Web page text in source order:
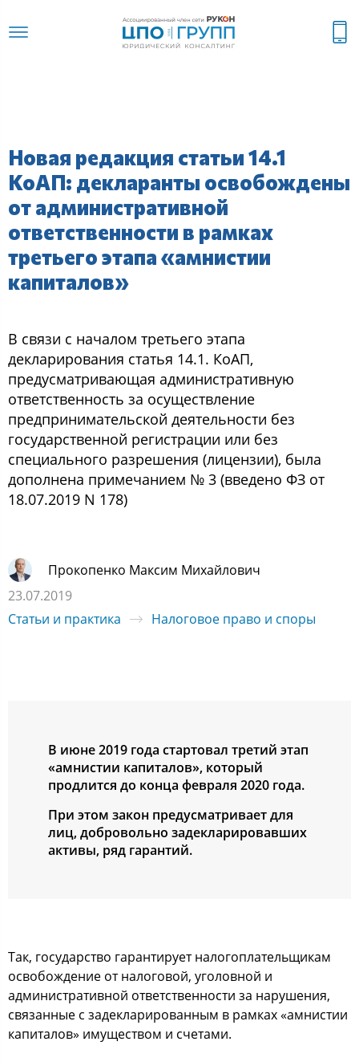
Новая редакция статьи 14.1
КоАП: декларанты освобождены
от административной
ответственности в рамках
третьего этапа «амнистии
капиталов»
В связи с началом третьего этапа
декларирования статья 14.1. КоАП,
предусматривающая административную
ответственность за осуществление
предпринимательской деятельности без
государственной регистрации или без
специального разрешения (лицензии), была
дополнена примечанием № 3 (введено ФЗ от
18.07.2019 N 178)
Прокопенко Максим Михайлович
23.07.2019
Статьи и практика
Налоговое право и споры
В июне 2019 года стартовал третий этап
«амнистии капиталов», который
продлится до конца февраля 2020 года.
При этом закон предусматривает для
лиц, добровольно задекларировавших
активы, ряд гарантий.
Так, государство гарантирует налогоплательщикам
освобождение от налоговой, уголовной и
административной ответственности за нарушения,
связанные с задекларированным в рамках «амнистии
капиталов» имуществом и счетами.